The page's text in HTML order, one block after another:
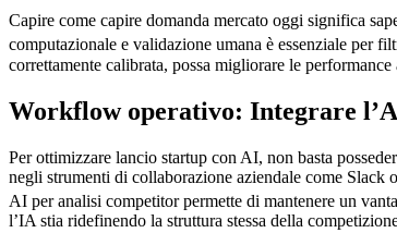
Capire come capire domanda mercato oggi significa
computazionale e validazione umana è essenziale per
correttamente calibrata, possa migliorare le
Workflow operativo: Integrare
Per ottimizzare lancio startup con AI, non basta
negli strumenti di collaborazione aziendale come Slack
AI per analisi competitor permette di mantenere un
l’IA stia ridefinendo la struttura stessa della